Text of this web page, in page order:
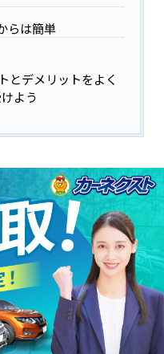
らは簡単
とデメリットをよく
よう